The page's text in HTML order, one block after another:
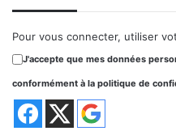
Pour vous connecter, utiliser
J'accepte que mes données
conformément à la politique de